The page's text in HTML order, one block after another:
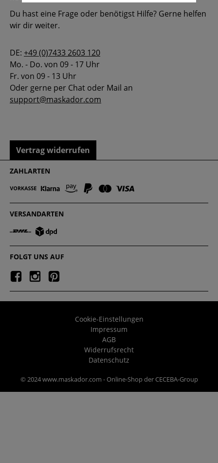
Du hast eine Frage oder benötigst Hilfe? Gerne helfen
wir dir weiter.
DE: +49 (0)7433 2603 120
Mo. - Do. von 09 - 17 Uhr
Fr. von 09 - 13 Uhr
Oder gerne per Chat oder Mail an
support@maskador.com
Vertrag widerrufen
ZAHLARTEN
VERSANDARTEN
FOLGT UNS AUF
Cookie-Einstellungen
Impressum
AGB
Widerrufsrecht
Datenschutz
© 2024 www.maskador.com - Online-Shop der CECEBA-Group